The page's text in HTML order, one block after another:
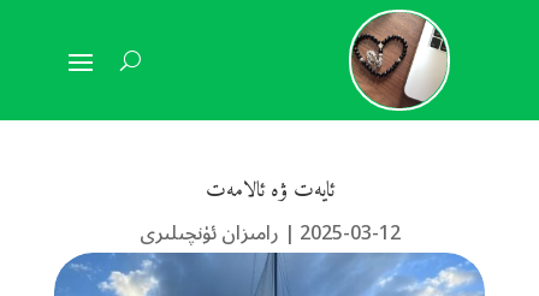
ئايەت ۋە ئالامەت
2025-03-12
| رامىزان ئۈنچىلىرى